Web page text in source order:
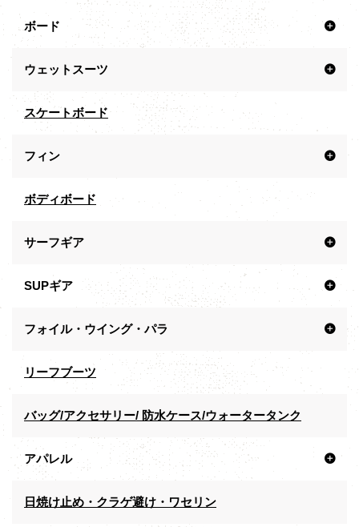
ボード
ウェットスーツ
スケートボード
フィン
ボディボード
サーフギア
SUPギア
フォイル・ウイング・パラ
リーフブーツ
バッグ/アクセサリー/ 防水ケース/ウォータータンク
アパレル
日焼け止め・クラゲ避け・ワセリン